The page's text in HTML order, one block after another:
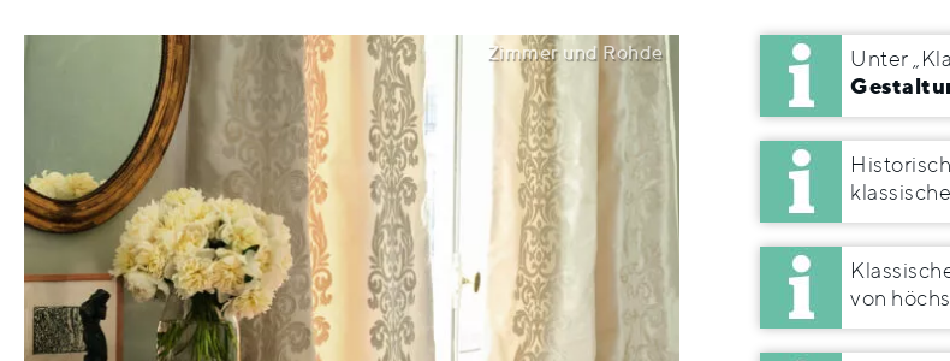
Zimmer und Rohde Unter
Historisch
von